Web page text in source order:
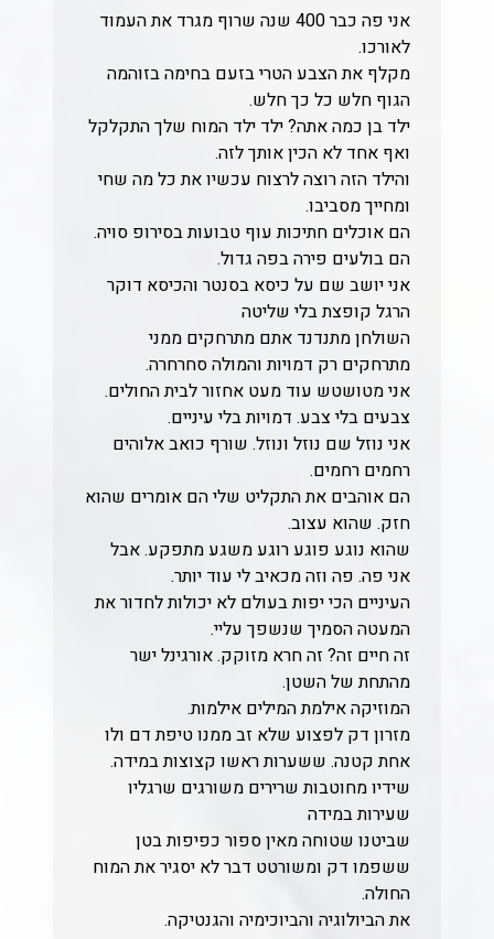
אני פה כבר 400 שנה שרוף מגרד את העמוד
לאורכו.
מקלף את הצבע הטרי בזעם בחימה בזוהמה
הגוף חלש כל כך חלש.
ילד בן כמה אתה? ילד ילד המוח שלך התקלקל
ואף אחד לא הכין אותך לזה.
והילד הזה רוצה לרצוח עכשיו את כל מה שחי
ומחייך מסביבו.
הם אוכלים חתיכות עוף טבועות בסירופ סויה.
הם בולעים פירה בפה גדול.
אני יושב שם על כיסא בסנטר והכיסא דוקר
הרגל קופצת בלי שליטה
השולחן מתנדנד אתם מתרחקים ממני
מתרחקים רק דמויות והמולה סחרחרה.
אני מטושטש עוד מעט אחזור לבית החולים.
צבעים בלי צבע. דמויות בלי עיניים.
אני נוזל שם נוזל ונוזל. שורף כואב אלוהים
רחמים רחמים.
הם אוהבים את התקליט שלי הם אומרים שהוא
חזק. שהוא עצוב.
שהוא נוגע פוגע רוגע משגע מתפקע. אבל
אני פה. פה וזה מכאיב לי עוד יותר.
העיניים הכי יפות בעולם לא יכולות לחדור את
המעטה הסמיך שנשפך עליי.
זה חיים זה? זה חרא מזוקק. אורגינל ישר
מהתחת של השטן.
המוזיקה אילמת המילים אילמות.
מזרון דק לפצוע שלא זב ממנו טיפת דם ולו
אחת קטנה. ששערות ראשו קצוצות במידה.
שידיו מחוטבות שרירים משורגים שרגליו
שעירות במידה
שביטנו שטוחה מאין ספור כפיפות בטן
ששפמו דק ומשורטט דבר לא יסגיר את המוח
החולה.
את הביולוגיה והביוכימיה והגנטיקה.